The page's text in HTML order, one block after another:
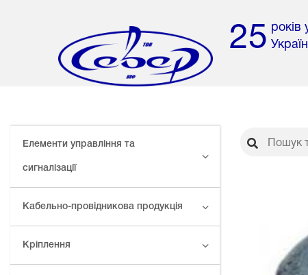
25 років
Елементи управління та
сигналізації
Кабельно-провідникова продукція
Кріплення